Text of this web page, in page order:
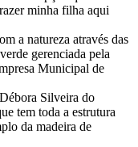
minha filha aqui
a natureza através das
gerenciada pela
Municipal de
Silveira do
tem toda a estrutura
da madeira de